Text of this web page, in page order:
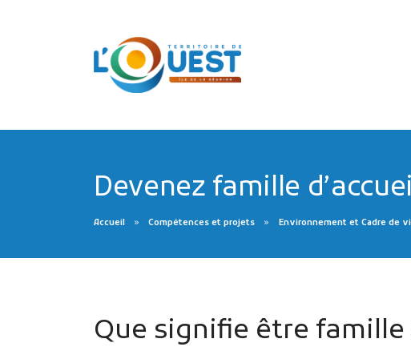
Devenez famille
Accueil Compétences et projets Environnement et Cadre de
Que signifie être famille